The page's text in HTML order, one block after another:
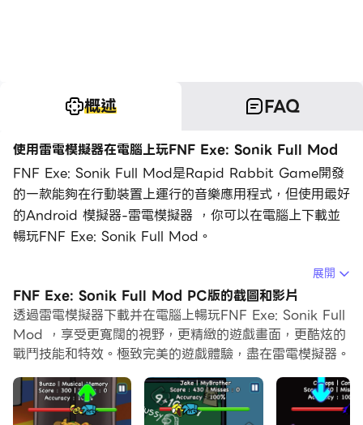
概述 FAQ
使用雷電模擬器在電腦上玩FNF Exe: Sonik Full Mod
FNF Exe: Sonik Full Mod是Rapid Rabbit Game開發
的一款能夠在行動裝置上運行的音樂應用程式，但使用最好
的Android 模擬器-雷電模擬器 ，你可以在電腦上下載並
暢玩FNF Exe: Sonik Full Mod。
在電腦上運行FNF Exe: Sonik Full Mod，您可以在大螢
幕上清晰地瀏覽, 而用滑鼠和鍵盤操控應用程式比用觸摸屏
鍵盤要快得多，同時你將永遠不必擔心設備的電量問題。
通過多開和同步功能，你甚至可以在PC上運行多個應用程
而文件互傳功能讓分享圖像、影片和文件也變得非常容易。
展開
FNF Exe: Sonik Full Mod PC版的截圖和影片
透過雷電模擬器下載并在電腦上暢玩FNF Exe: Sonik Full
Mod ，享受更寬闊的視野，更精緻的遊戲畫面，更酷炫的
戰鬥技能和特效。極致完美的遊戲體驗，盡在雷電模擬器。